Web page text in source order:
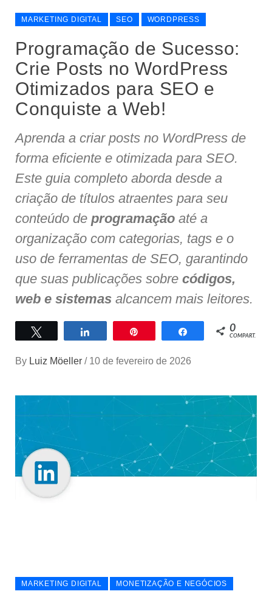
MARKETING DIGITAL SEO WORDPRESS
Programação de Sucesso:
Crie Posts no WordPress
Otimizados para SEO e
Conquiste a Web!
Aprenda a criar posts no WordPress de
forma eficiente e otimizada para SEO.
Este guia completo aborda desde a
criação de títulos atraentes para seu
conteúdo de programação até a
organização com categorias, tags e o
uso de ferramentas de SEO, garantindo
que suas publicações sobre códigos,
web e sistemas alcancem mais leitores.
Compartilhar Compartilhar
0
COMPART.
By Luiz Möeller / 10 de fevereiro de 2026
MARKETING DIGITAL MONETIZAÇÃO E NEGÓCIOS